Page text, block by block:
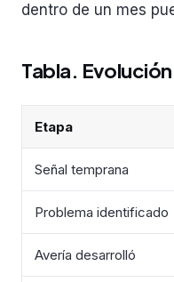
dentro de un mes
Tabla.
Etapa
Señal temprana
Problema identificado
Avería desarrolló